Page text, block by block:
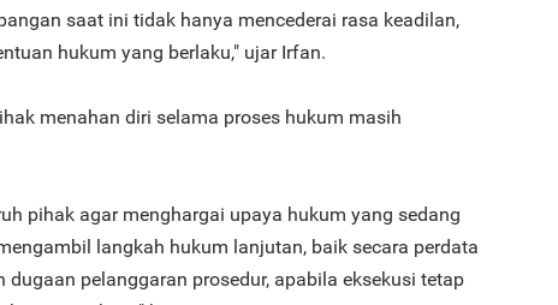
saat ini tidak hanya mencederai rasa keadilan,
hukum yang berlaku," ujar Irfan.
menahan diri selama proses hukum masih
pihak agar menghargai upaya hukum yang sedang
langkah hukum lanjutan, baik secara perdata
pelanggaran prosedur, apabila eksekusi tetap